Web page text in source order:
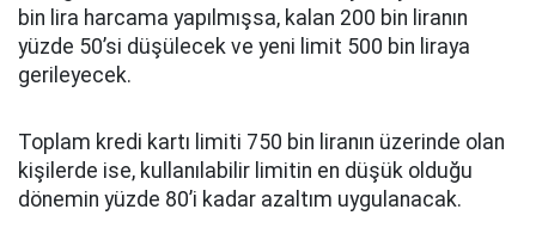
bin lira harcama yapılmışsa, kalan 200 bin liranın
yüzde 50’si düşülecek ve yeni limit 500 bin liraya
gerileyecek.
Toplam kredi kartı limiti 750 bin liranın üzerinde olan
kişilerde ise, kullanılabilir limitin en düşük olduğu
dönemin yüzde 80’i kadar azaltım uygulanacak.